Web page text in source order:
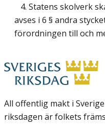
4. Statens skolverk
avses i 6 § andra
förordningen till och
All offentlig makt i
riksdagen är folkets